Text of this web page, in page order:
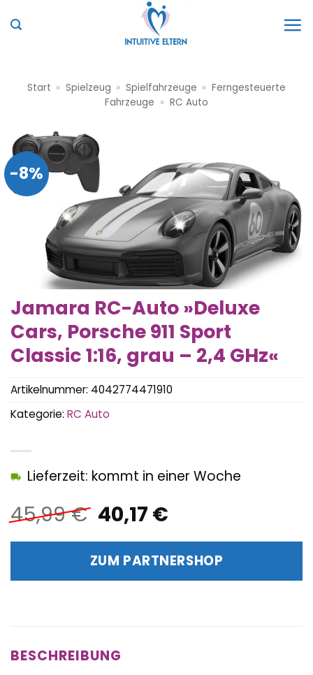
Inhalt
Start » Spielzeug » Spielfahrzeuge » Ferngesteuerte
Fahrzeuge » RC Auto
-8%
Jamara RC-Auto »Deluxe
Cars, Porsche 911 Sport
Classic 1:16, grau – 2,4 GHz«
45,99€ Ursprünglicher
Preis
war:
45,99 €
40,17 €Aktueller
ist:
40,17 €.
Lieferzeit: kommt in einer Woche
ZUM PARTNERSHOP
Artikelnummer: 4042774471910
Kategorie: RC Auto
BESCHREIBUNG